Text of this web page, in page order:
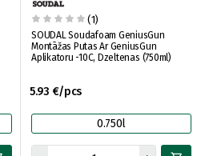
(1)
SOUDAL Soudafoam GeniusGun
Montāžas Putas Ar GeniusGun
Aplikatoru -10C, Dzeltenas (750ml)
5.93 €/pcs
0.750l